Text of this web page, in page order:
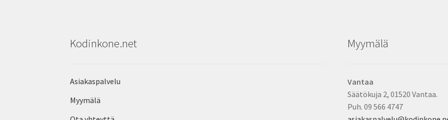
Kodinkone.net
Asiakaspalvelu
Myymälä
Myymälä
Vantaa
Säätökuja 2, 01520 Vantaa.
Puh. 09 566 4747